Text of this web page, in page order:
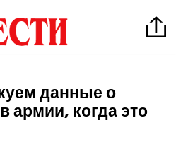
данные о
армии, когда это